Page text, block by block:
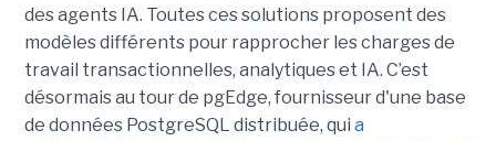
des agents IA. Toutes ces solutions proposent des
modèles différents pour rapprocher les charges de
travail transactionnelles, analytiques et IA. C’est
désormais au tour de pgEdge, fournisseur d'une base
de données PostgreSQL distribuée, qui a